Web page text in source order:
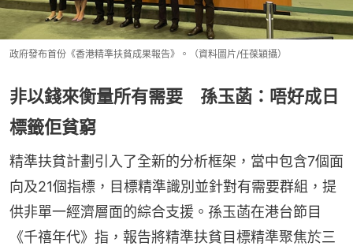
政府發布首份《香港精準扶貧成果報告》。（資料圖片/任葆穎攝）
非以錢來衡量所有需要 孫玉菡：唔好成日
標籤佢貧窮
精準扶貧計劃引入了全新的分析框架，當中包含7個面
向及21個指標，目標精準識別並針對有需要群組，提
供非單一經濟層面的綜合支援。孫玉菡在港台節目
《千禧年代》指，報告將精準扶貧目標精準聚焦於三